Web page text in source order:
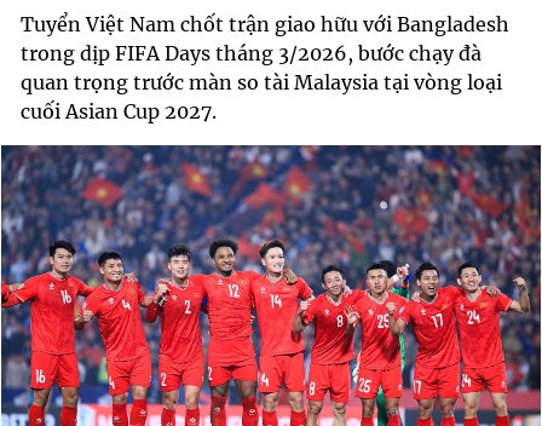
Tuyển Việt Nam chốt trận giao hữu với Bangladesh
trong dịp FIFA Days tháng 3/2026, bước chạy đà
quan trọng trước màn so tài Malaysia tại vòng loại
cuối Asian Cup 2027.